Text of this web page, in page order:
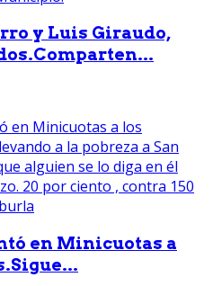
y Luis Giraudo,
en Minicuotas a